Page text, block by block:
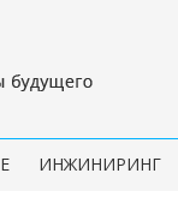
ИНЖИНИРИНГ